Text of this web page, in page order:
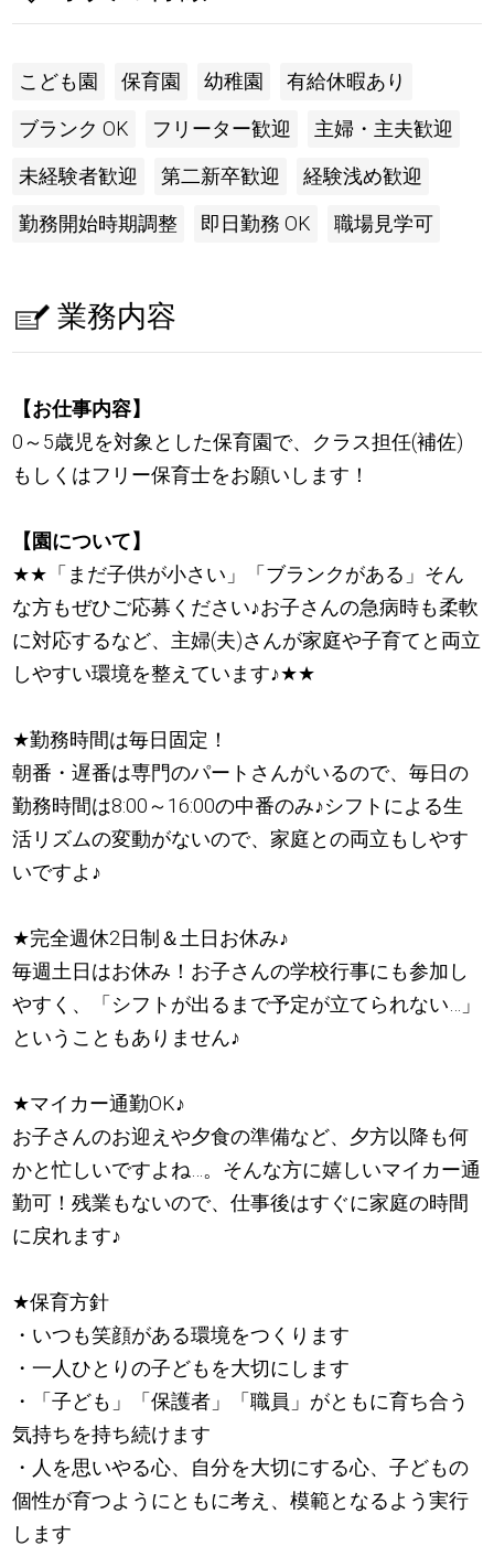
こども園 保育園 幼稚園 有給休暇あり
ブランク OK フリーター歓迎 主婦・主夫歓迎
未経験者歓迎 第二新卒歓迎 経験浅め歓迎
勤務開始時期調整 即日勤務 OK 職場見学可
業務内容
【お仕事内容】
0～5歳児を対象とした保育園で、クラス担任(補佐)
もしくはフリー保育士をお願いします！
【園について】
★★ 「まだ子供が小さい」「ブランクがある」そん
な方もぜひご応募ください♪お子さんの急病時も柔軟
に対応するなど、主婦(夫)さんが家庭や子育てと両立
しやすい環境を整えています♪★★
★勤務時間は毎日固定！
朝番・遅番は専門のパートさんがいるので、毎日の
勤務時間は8:00～16:00の中番のみ♪シフトによる生
活リズムの変動がないので、家庭との両立もしやす
いですよ ♪
★完全週休2日制＆土日お休み♪
毎週土日はお休み！お子さんの学校行事にも参加し
やすく、「シフトが出るまで予定が立てられない…」
ということもありません♪
★マイカー通勤OK♪
お子さんのお迎えや夕食の準備など、夕方以降も何
かと忙しいですよね…。そんな方に嬉しいマイカー通
勤可！残業もないので、仕事後はすぐに家庭の時間
に戻れます♪
★保育方針
・いつも笑顔がある環境をつくります
・一人ひとりの子どもを大切にします
・「子ども」「保護者」「職員」がともに育ち合う
気持ちを持ち続けます
・人を思いやる心、自分を大切にする心、子どもの
個性が育つようにともに考え、模範となるよう実行
します